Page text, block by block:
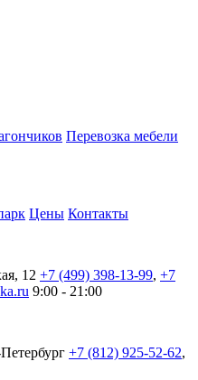
Перевозка мебели
Цены Контакты
12 +7 (499) 398-13-99, +7
9:00 - 21:00
+7 (812) 925-52-62,